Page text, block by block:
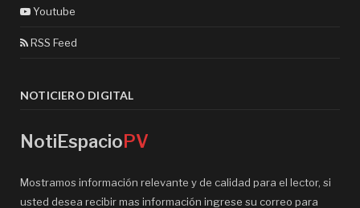
Youtube
RSS Feed
NOTICIERO DIGITAL
NotiEspacioPV
Mostramos información relevante y de calidad para el lector, si
usted desea recibir mas información ingrese su correo para